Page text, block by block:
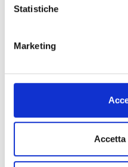
Statistiche
Marketing
Esercitazioni pratiche
STRUMENTI
Strumenti a valenza